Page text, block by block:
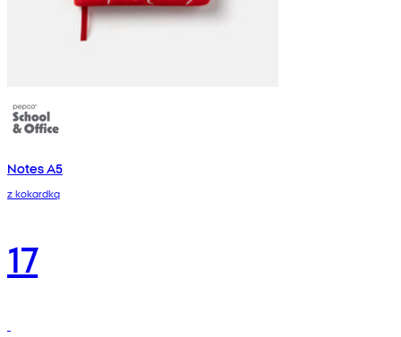
Notes A5
z kokardką
17